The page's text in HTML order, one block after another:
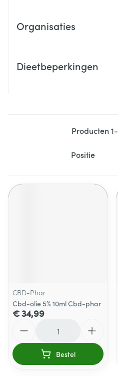
Organisaties
Dieetbeperkingen
Producten1-
Sorteer op:
CBD-Phar
Cbd-olie 5% 10ml Cbd-phar
€ 34,99
Bestel